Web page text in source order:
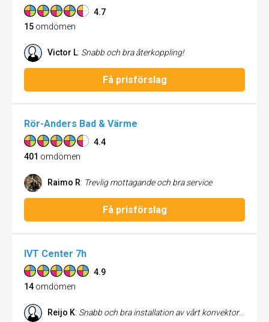
4.7
15 omdömen
Victor L: Snabb och bra återkoppling!
Få prisförslag
Rör-Anders Bad & Värme
4.4
401 omdömen
Raimo R: Trevlig mottagande och bra service
Få prisförslag
IVT Center 7h
4.9
14 omdömen
Reijo K: Snabb och bra installation av vårt konvektorelement.